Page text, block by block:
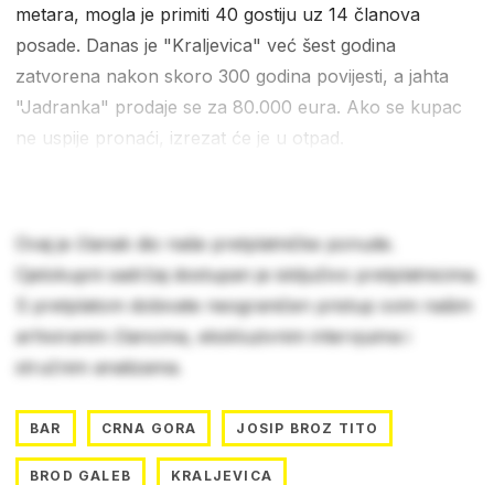
metara, mogla je primiti 40 gostiju uz 14 članova
posade. Danas je "Kraljevica" već šest godina
zatvorena nakon skoro 300 godina povijesti, a jahta
"Jadranka" prodaje se za 80.000 eura. Ako se kupac
ne uspije pronaći, izrezat će je u otpad.
Ovaj je članak dio naše pretplatničke ponude.
Cjelokupni sadržaj dostupan je isključivo pretplatnicima.
S pretplatom dobivate neograničen pristup svim našim
arhiviranim člancima, ekskluzivnim intervjuima i
stručnim analizama.
BAR CRNA GORA JOSIP BROZ TITO
BROD GALEB KRALJEVICA